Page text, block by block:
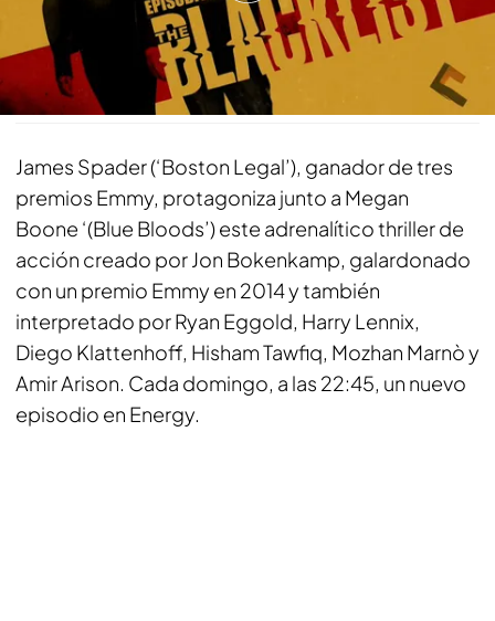
en Energy
Compartir
James Spader (‘Boston Legal’), ganador de tres
premios Emmy, protagoniza junto a Megan
Boone ‘(Blue Bloods’) este adrenalítico thriller de
acción creado por Jon Bokenkamp, galardonado
con un premio Emmy en 2014 y también
interpretado por Ryan Eggold, Harry Lennix,
Diego Klattenhoff, Hisham Tawfiq, Mozhan Marnò y
Amir Arison. Cada domingo, a las 22:45, un nuevo
episodio en Energy.